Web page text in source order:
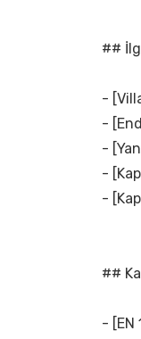
##
-
-
-
-
-
##
- [EN